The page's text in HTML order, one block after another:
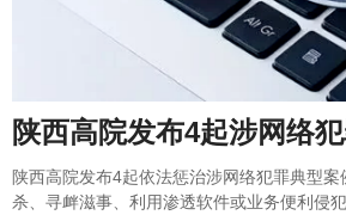
陕西高院发布4起涉网络
陕西高院发布4起依法惩治涉网络犯罪典型
杀、寻衅滋事、利用渗透软件或业务便利侵